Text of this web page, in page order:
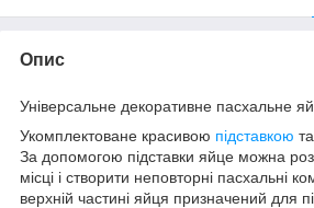
Опис
Універсальне декоративне пасхальне
Укомплектоване красивою підставкою
За допомогою підставки яйце можна
місці і створити неповторні пасхальні
верхній частині яйця призначений для